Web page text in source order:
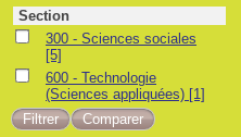
Section
300 - Sciences sociales
[5]
600 - Technologie
(Sciences appliquées) [1]